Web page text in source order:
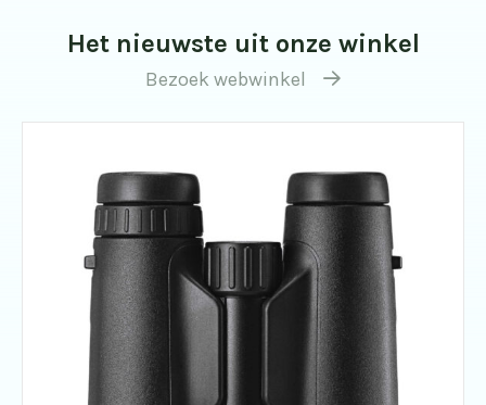
Het nieuwste uit onze winkel
Bezoek webwinkel